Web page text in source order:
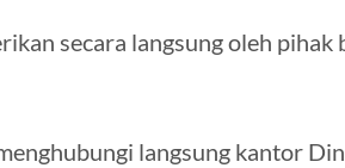
secara langsung oleh
langsung kantor